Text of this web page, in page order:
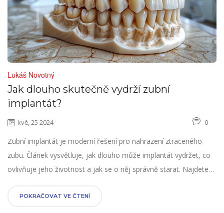
Lukáš Novotný
Jak dlouho skutečně vydrží zubní
implantát?
kvě, 25 2024 0
Zubní implantát je moderní řešení pro nahrazení ztraceného
zubu. Článek vysvětluje, jak dlouho může implantát vydržet, co
ovlivňuje jeho životnost a jak se o něj správně starat. Najdete
byste mohli přehlédnout.
POKRAČOVAT VE ČTENÍ